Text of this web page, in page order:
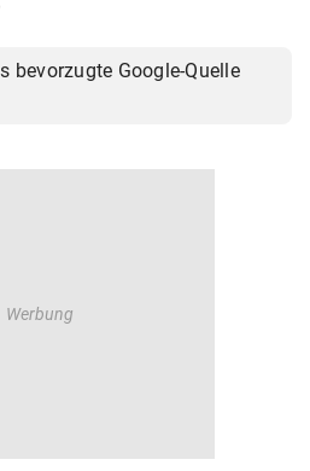
bevorzugte Google-Quelle